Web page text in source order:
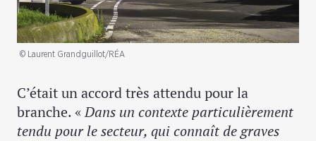
© Laurent Grandguillot/RÉA
C’était un accord très attendu pour la
branche. «Dans un contexte particulièrement
tendu pour le secteur, qui connaît de graves